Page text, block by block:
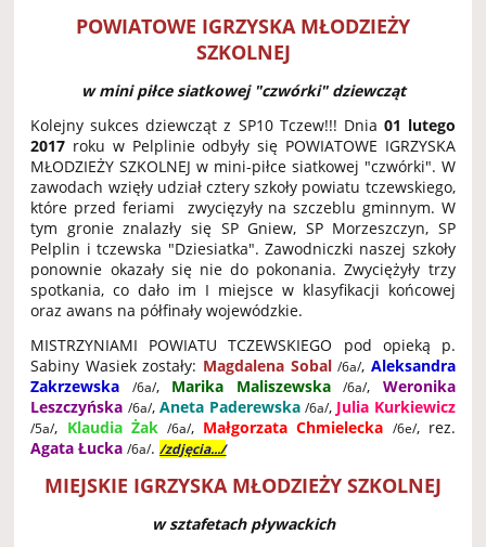
POWIATOWE IGRZYSKA MŁODZIEŻY
SZKOLNEJ
w mini piłce siatkowej "czwórki" dziewcząt
Kolejny sukces dziewcząt z SP10 Tczew!!! Dnia 01 lutego
2017 roku w Pelplinie odbyły się POWIATOWE IGRZYSKA
MŁODZIEŻY SZKOLNEJ w mini-piłce siatkowej "czwórki". W
zawodach wzięły udział cztery szkoły powiatu tczewskiego,
które przed feriami zwycięzyły na szczeblu gminnym. W
tym gronie znalazły się SP Gniew, SP Morzeszczyn, SP
Pelplin i tczewska "Dziesiatka". Zawodniczki naszej szkoły
ponownie okazały się nie do pokonania. Zwyciężyły trzy
spotkania, co dało im I miejsce w klasyfikacji końcowej
oraz awans na półfinały wojewódzkie.
MISTRZYNIAMI POWIATU TCZEWSKIEGO pod opieką p.
Sabiny Wasiek zostały: Magdalena Sobal /6a/, Aleksandra
Zakrzewska /6a/, Marika Maliszewska /6a/, Weronika
Leszczyńska /6a/,Aneta Paderewska /6a/, Julia Kurkiewicz
/5a/, Klaudia Żak /6a/, Małgorzata Chmielecka /6e/, rez.
Agata Łucka /6a/./zdjęcia.../
MIEJSKIE IGRZYSKA MŁODZIEŻY SZKOLNEJ
w sztafetach pływackich